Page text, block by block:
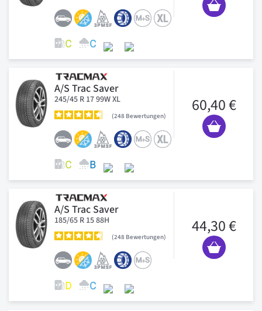
A/S Trac Saver
245/45 R 17 99W XL
248 Bewertungen
60,40 €
A/S Trac Saver
185/65 R 15 88H
248 Bewertungen
44,30 €